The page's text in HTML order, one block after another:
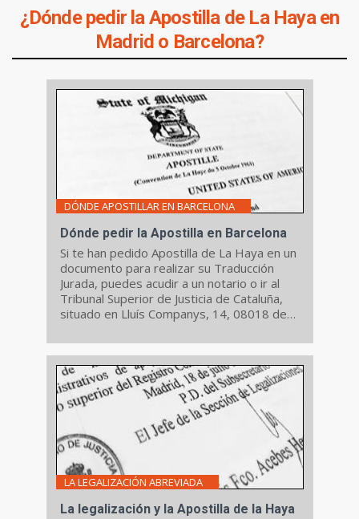
¿Dónde pedir la Apostilla de La Haya en
Madrid o Barcelona?
DÓNDE APOSTILLAR EN BARCELONA
Dónde pedir la Apostilla en Barcelona
Si te han pedido Apostilla de La Haya en un
documento para realizar su Traducción
Jurada, puedes acudir a un notario o ir al
Tribunal Superior de Justicia de Cataluña,
situado en Lluís Companys, 14, 08018 de
LA LEGALIZACIÓN ABREVIADA
La legalización y la Apostilla de la Haya